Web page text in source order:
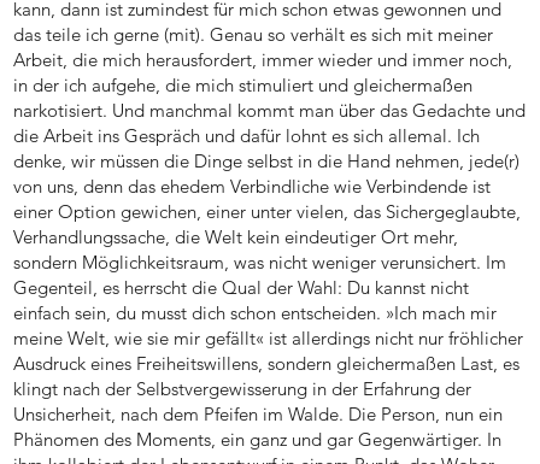
kann, dann ist zumindest für mich schon etwas gewonnen und
das teile ich gerne (mit). Genau so verhält es sich mit meiner
Arbeit, die mich herausfordert, immer wieder und immer noch,
in der ich aufgehe, die mich stimuliert und gleichermaßen
narkotisiert. Und manchmal kommt man über das Gedachte und
die Arbeit ins Gespräch und dafür lohnt es sich allemal. Ich
denke, wir müssen die Dinge selbst in die Hand nehmen, jede(r)
von uns, denn das ehedem Verbindliche wie Verbindende ist
einer Option gewichen, einer unter vielen, das Sichergeglaubte,
Verhandlungssache, die Welt kein eindeutiger Ort mehr,
sondern Möglichkeitsraum, was nicht weniger verunsichert. Im
Gegenteil, es herrscht die Qual der Wahl: Du kannst nicht
einfach sein, du musst dich schon entscheiden. »Ich mach mir
meine Welt, wie sie mir gefällt« ist allerdings nicht nur fröhlicher
Ausdruck eines Freiheitswillens, sondern gleichermaßen Last, es
klingt nach der Selbstvergewisserung in der Erfahrung der
Unsicherheit, nach dem Pfeifen im Walde. Die Person, nun ein
Phänomen des Moments, ein ganz und gar Gegenwärtiger. In